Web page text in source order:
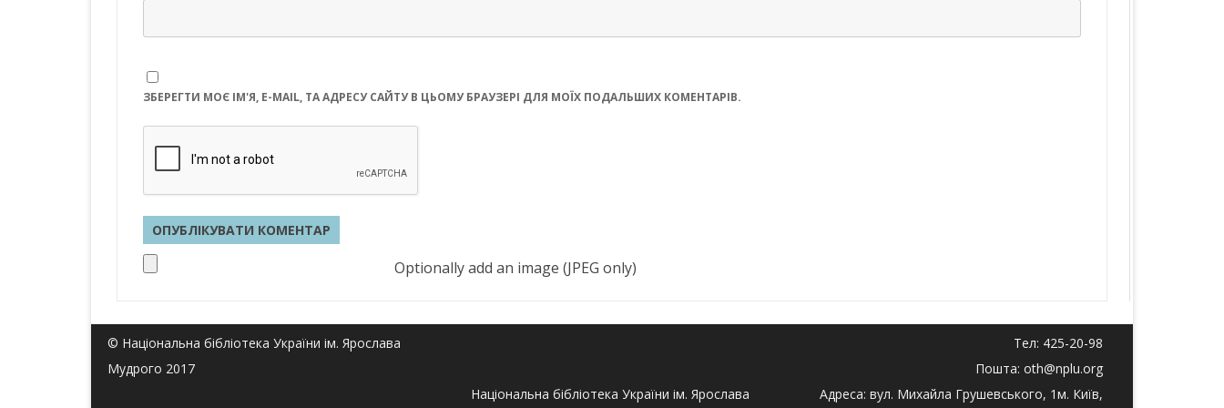
ЗБЕРЕГТИ МОЄ ІМ'Я, E-MAIL, ТА АДРЕСУ САЙТУ В ЦЬОМУ БРАУЗЕРІ ДЛЯ МОЇХ ПОДАЛЬШИХ КОМЕНТАРІВ.
Optionally add an image (JPEG only)
© Національна бібліотека України ім. Ярослава
Мудрого 2017
Національна бібліотека України ім. Ярослава
Тел: 425-20-98
Пошта: oth@nplu.org
Адреса: вул. Михайла Грушевського, 1м. Київ,